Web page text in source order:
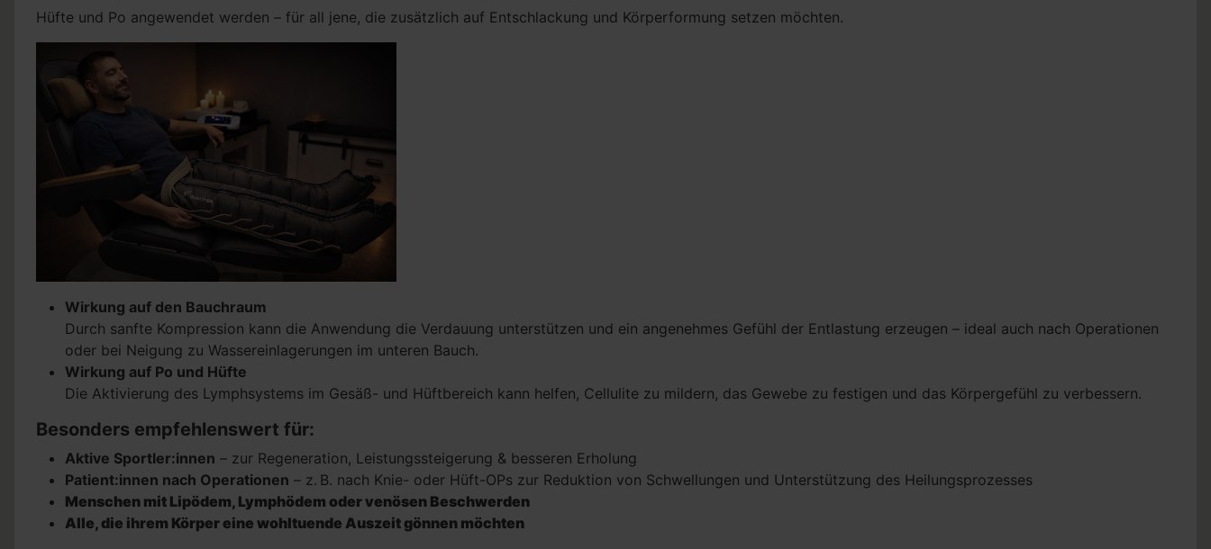
Hüfte und Po angewendet werden – für all jene, die zusätzlich auf Entschlackung und Körperformung setzen möchten.
Wirkung auf den Bauchraum
Durch sanfte Kompression kann die Anwendung die Verdauung unterstützen und ein angenehmes Gefühl der Entlastung erzeugen – ideal auch nach Operationen
oder bei Neigung zu Wassereinlagerungen im unteren Bauch.
Wirkung auf Po und Hüfte
Die Aktivierung des Lymphsystems im Gesäß- und Hüftbereich kann helfen, Cellulite zu mildern, das Gewebe zu festigen und das Körpergefühl zu verbessern.
Besonders empfehlenswert für:
Aktive Sportler:innen – zur Regeneration, Leistungssteigerung & besseren Erholung
Patient:innen nach Operationen – z. B. nach Knie- oder Hüft-OPs zur Reduktion von Schwellungen und Unterstützung des Heilungsprozesses
Menschen mit Lipödem, Lymphödem oder venösen Beschwerden
Alle, die ihrem Körper eine wohltuende Auszeit gönnen möchten